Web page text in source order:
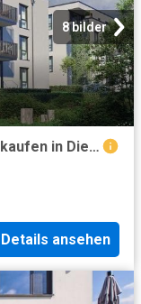
8 bilder
Luxus Apartment mit 116 m2 zu verkaufen in Dieburger Straße, 12D, Frankfurt am Main, Regierungsbezirk Darmstadt, Hessen
Details ansehen